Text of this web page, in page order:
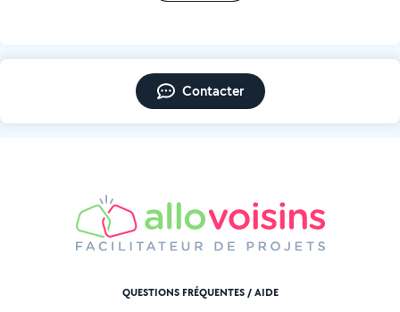
Contacter
QUESTIONS FRÉQUENTES / AIDE